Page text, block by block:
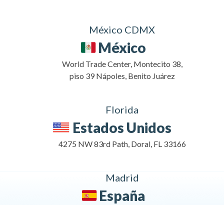
México CDMX
México
World Trade Center, Montecito 38,
piso 39 Nápoles, Benito Juárez
Florida
Estados Unidos
4275 NW 83rd Path, Doral, FL 33166
Madrid
España